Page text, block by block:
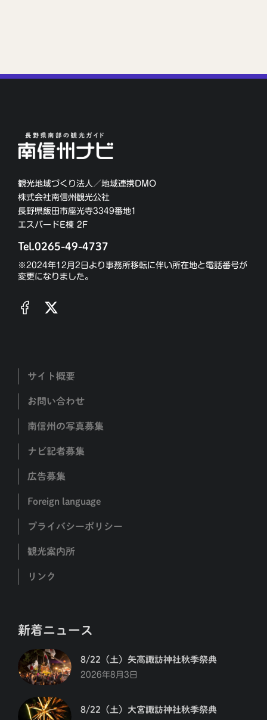
観光地域づくり法人／地域連携DMO
株式会社南信州観光公社
長野県飯田市座光寺3349番地1
エスバードE棟 2F
Tel.0265-49-4737
※2024年12月2日より事務所移転に伴い所在地と電話番号が
変更になりました。
サイト概要
お問い合わせ
南信州の写真募集
ナビ記者募集
広告募集
Foreign language
プライバシーポリシー
観光案内所
リンク
新着ニュース
8/22（土）矢高諏訪神社秋季祭典
2026年8月3日
8/22（土）大宮諏訪神社秋季祭典